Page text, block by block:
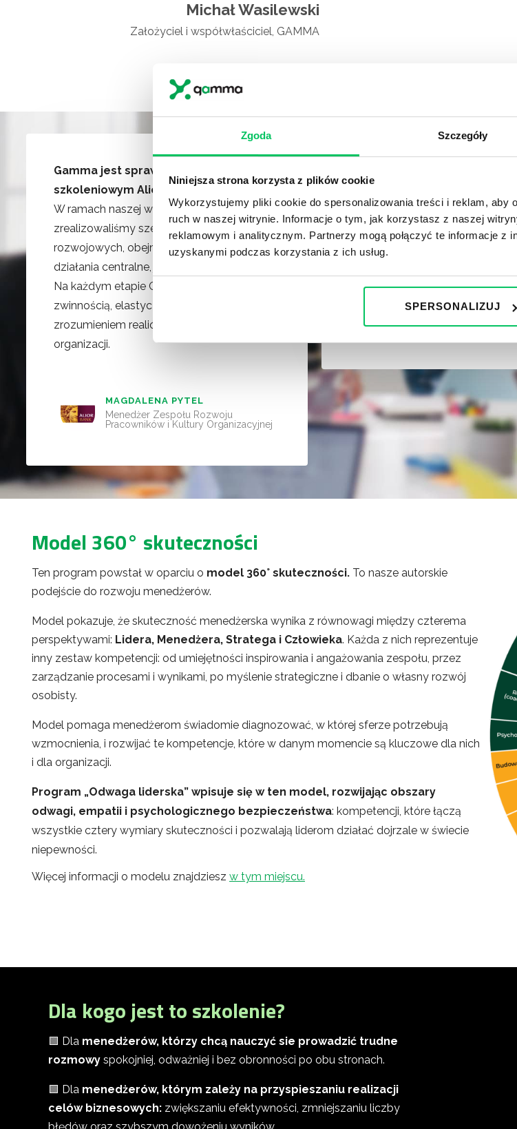
Zgoda Szczegóły
Niniejsza strona korzysta z plików cookie
Wykorzystujemy pliki cookie do spersonalizowania treści i reklam, aby
ruch w naszej witrynie. Informacje o tym, jak korzystasz z naszej
reklamowym i analitycznym. Partnerzy mogą połączyć te informacje z
uzyskanymi podczas korzystania z ich usług.
SPERSONALIZUJ
Michał Wasilewski
Założyciel i współwłaściciel, GAMMA
Gamma jest sprawdzonym partnerem
szkoleniowym Alior Banku od 2018 roku.
W ramach naszej współpracy
zrealizowaliśmy szereg projektów
rozwojowych, obejmujących zarówno
działania centralne, jak i wielolokalizacyjne.
Na każdym etapie Gamma wykazywała się
zwinnością, elastycznością i głębokim
zrozumieniem realiów biznesowych naszej
organizacji.
MAGDALENA PYTEL
Menedżer Zespołu Rozwoju
Pracowników i Kultury Organizacyjnej
odpowiadający na potrzeby
zdefiniowane wewnątrz
dynamicznie zmieniającego się
MAŁGORZATA
Sales Capability Manager
Model 360° skuteczności
Ten program powstał w oparciu o model 360° skuteczności. To nasze autorskie
podejście do rozwoju menedżerów.
Model pokazuje, że skuteczność menedżerska wynika z równowagi między czterema
perspektywami: Lidera, Menedżera, Stratega i Człowieka. Każda z nich reprezentuje
inny zestaw kompetencji: od umiejętności inspirowania i angażowania zespołu, przez
zarządzanie procesami i wynikami, po myślenie strategiczne i dbanie o własny rozwój
osobisty.
Model pomaga menedżerom świadomie diagnozować, w której sferze potrzebują
wzmocnienia, i rozwijać te kompetencje, które w danym momencie są kluczowe dla nich
i dla organizacji.
Program „Odwaga liderska” wpisuje się w ten model, rozwijając obszary
odwagi, empatii i psychologicznego bezpieczeństwa: kompetencji, które łączą
wszystkie cztery wymiary skuteczności i pozwalają liderom działać dojrzale w świecie
niepewności.
Więcej informacji o modelu znajdziesz w tym miejscu.
Dla kogo jest to szkolenie?
🟩 Dla menedżerów, którzy chcą nauczyć sie prowadzić trudne
rozmowy spokojniej, odważniej i bez obronności po obu stronach.
🟩 Dla menedżerów, którym zależy na przyspieszaniu realizacji
celów biznesowych: zwiększaniu efektywności, zmniejszaniu liczby